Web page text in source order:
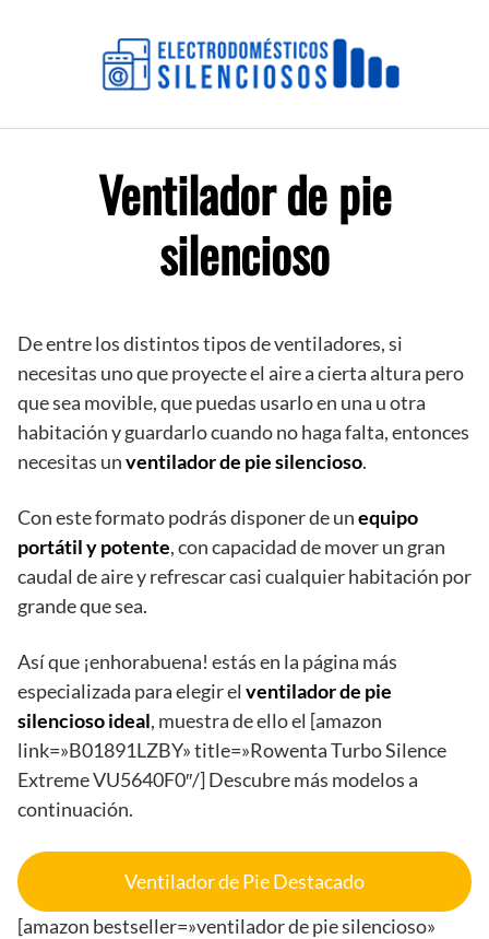
Ventilador de pie
silencioso
De entre los distintos tipos de ventiladores, si
necesitas uno que proyecte el aire a cierta altura pero
que sea movible, que puedas usarlo en una u otra
habitación y guardarlo cuando no haga falta, entonces
necesitas unventilador de pie silencioso.
Con este formato podrás disponer de unequipo
portátil y potente, con capacidad de mover un gran
caudal de aire y refrescar casi cualquier habitación por
grande que sea.
Así que ¡enhorabuena! estás en la página más
especializada para elegir el ventilador de pie
silencioso ideal, muestra de ello el [amazon
link=»B01891LZBY» title=»Rowenta Turbo Silence
Extreme VU5640F0″/] Descubre más modelos a
continuación.
Ventilador de Pie Destacado
[amazon bestseller=»ventilador de pie silencioso»